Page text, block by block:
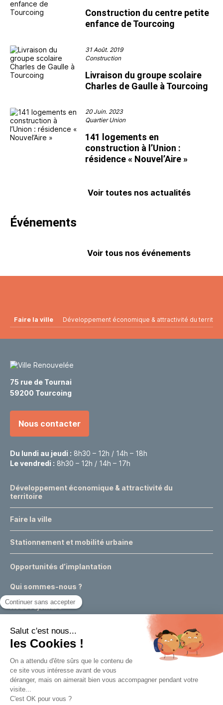
Construction du centre petite
enfance de Tourcoing
31 Août. 2019
Construction
Livraison du groupe scolaire
Charles de Gaulle à Tourcoing
20 Juin. 2023
Quartier Union
141 logements en
construction à l’Union :
résidence « Nouvel’Aire »
Voir toutes nos actualités
Événements
Voir tous nos événements
Faire la ville Développement économique & attractivité du
75 rue de Tournai
59200 Tourcoing
Nous contacter
Du lundi au jeudi : 8h30 – 12h / 14h – 18h
Le vendredi : 8h30 – 12h / 14h – 17h
Développement économique & attractivité du
territoire
Faire la ville
Stationnement et mobilité urbaine
Opportunités d’implantation
Qui sommes-nous ?
Nous rejoindre
Actualités
Événements
Expertises & conseils urbains
Appels à projets